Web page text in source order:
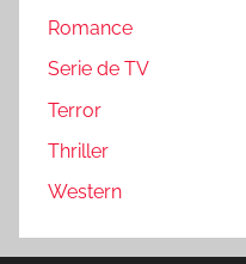
Romance
Serie de TV
Terror
Thriller
Western